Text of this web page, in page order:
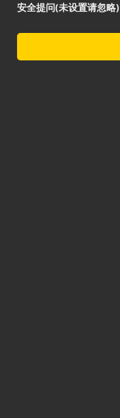
安全提问(未设置请忽略)